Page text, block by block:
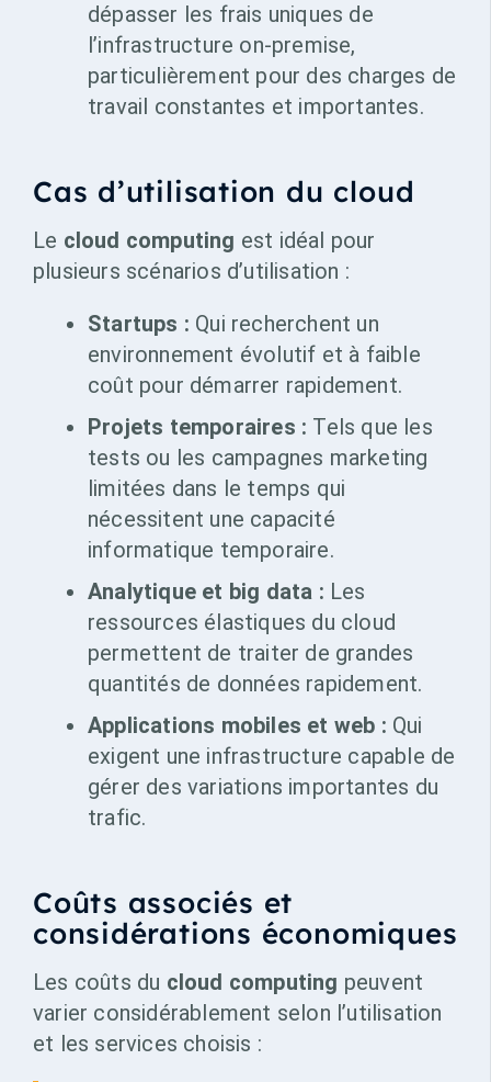
dépasser les frais uniques de
l’infrastructure on-premise,
particulièrement pour des charges de
travail constantes et importantes.
Cas d’utilisation du cloud
Le cloud computing est idéal pour
plusieurs scénarios d’utilisation :
Startups : Qui recherchent un
environnement évolutif et à faible
coût pour démarrer rapidement.
Projets temporaires : Tels que les
tests ou les campagnes marketing
limitées dans le temps qui
nécessitent une capacité
informatique temporaire.
Analytique et big data : Les
ressources élastiques du cloud
permettent de traiter de grandes
quantités de données rapidement.
Applications mobiles et web : Qui
exigent une infrastructure capable de
gérer des variations importantes du
trafic.
Coûts associés et
considérations économiques
Les coûts du cloud computing peuvent
varier considérablement selon l’utilisation
et les services choisis :